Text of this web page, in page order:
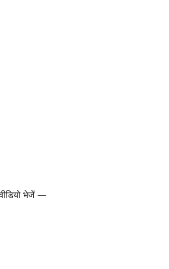
भेजें —